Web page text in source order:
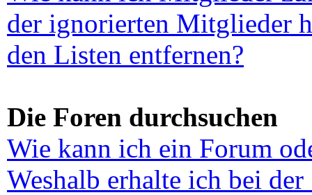
der ignorierten Mitglieder
den Listen entfernen?
Die Foren durchsuchen
Wie kann ich ein Forum
Weshalb erhalte ich bei